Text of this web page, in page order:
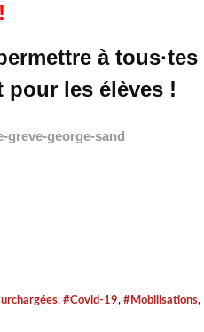
à tous·tes
les élèves !
greve-george-sand
, #Covid-19, #Mobilisations,